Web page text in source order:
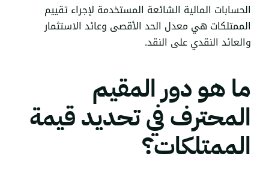
الحسابات المالية الشائعة المستخدمة لإجراء تقييم
الممتلكات هي معدل الحد الأقصى وعائد الاستثمار
والعائد النقدي على النقد.
ما هو دور المقيم
المحترف في تحديد قيمة
الممتلكات؟